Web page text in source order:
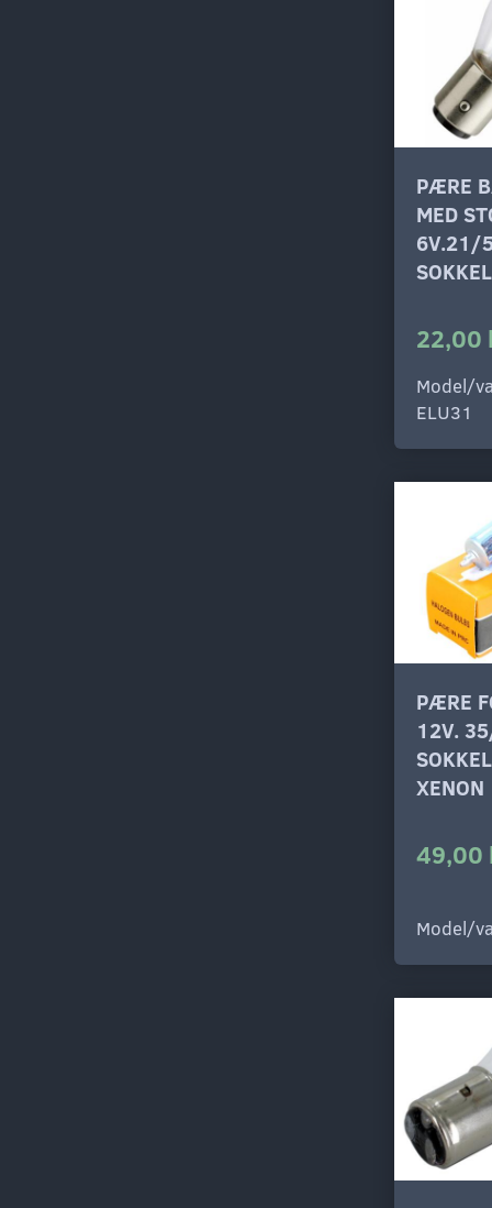
PÆRE
MED
6V.21/
22,00
Model/
ELU31
PÆRE
12V.
XENON
49,00
Model/